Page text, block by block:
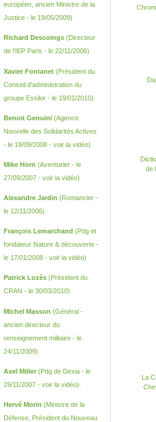
de
La
européen, ancien Ministre de la
Justice - le 19/05/2009)
Richard Descoings (Directeur
de l'IEP Paris - le 22/11/2006)
Xavier Fontanet (Président du
Conseil d'administration du
groupe Essilor - le 19/01/2010)
Benoit Genuini (Agence
Nouvelle des Solidarités Actives
- le 18/09/2008 - voir la vidéo)
Mike Horn (Aventurier - le
27/09/2007 - voir la vidéo)
Alexandre Jardin (Romancier -
le 12/11/2006)
François Lemarchand (Pdg et
fondateur Nature & découverte -
le 17/01/2008 - voir la vidéo)
Patrick Lozès (Président du
CRAN - le 30/03/2010)
Michel Masson (Général -
ancien directeur du
renseignement militaire - le
24/11/2009)
Axel Miller (Pdg de Dexia - le
29/11/2007 - voir la vidéo).
Hervé Morin (Ministre de la
Défense, Président du Nouveau